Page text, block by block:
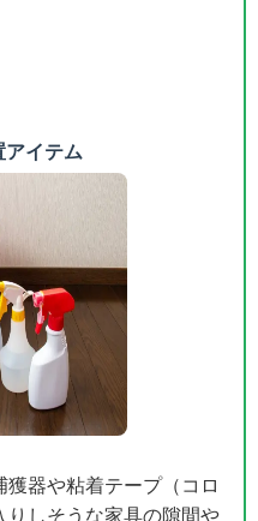
アイテム
器や粘着テープ（コロ
りしそうな家具の隙間や